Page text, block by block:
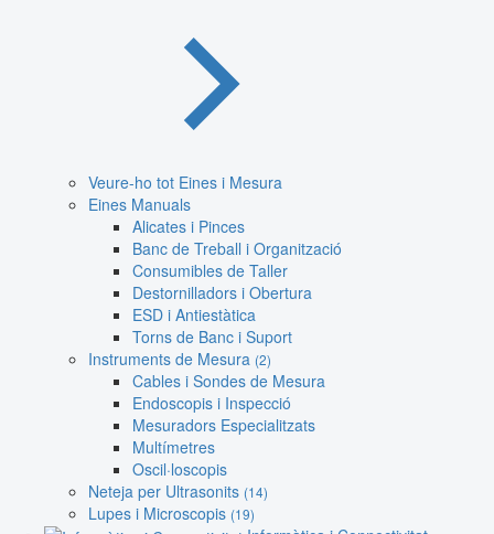
Veure-ho tot Eines i Mesura
Eines Manuals
Alicates i Pinces
Banc de Treball i Organització
Consumibles de Taller
Destornilladors i Obertura
ESD i Antiestàtica
Torns de Banc i Suport
Instruments de Mesura (2)
Cables i Sondes de Mesura
Endoscopis i Inspecció
Mesuradors Especialitzats
Multímetres
Oscil·loscopis
Neteja per Ultrasonits (14)
Lupes i Microscopis (19)